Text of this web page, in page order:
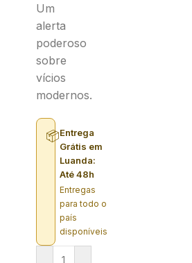
Um
alerta
poderoso
sobre
vícios
modernos.
📦Entrega
Grátis em
Luanda:
Até 48h
Entregas
para todo o
país
disponíveis